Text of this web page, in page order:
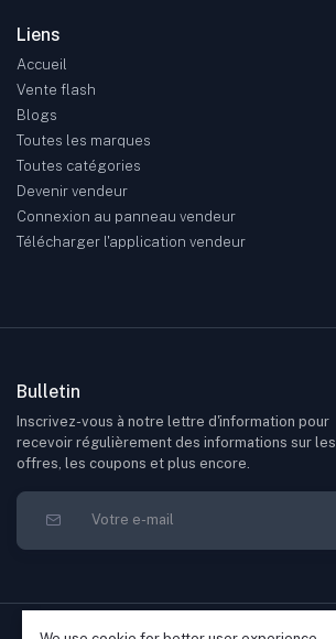
Liens
Accueil
Vente flash
Blogs
Toutes les marques
Toutes catégories
Devenir vendeur
Connexion au panneau vendeur
Télécharger l'application vendeur
Bulletin
Inscrivez-vous à notre lettre d'information pour
recevoir régulièrement des informations sur les
offres, les coupons et plus encore.